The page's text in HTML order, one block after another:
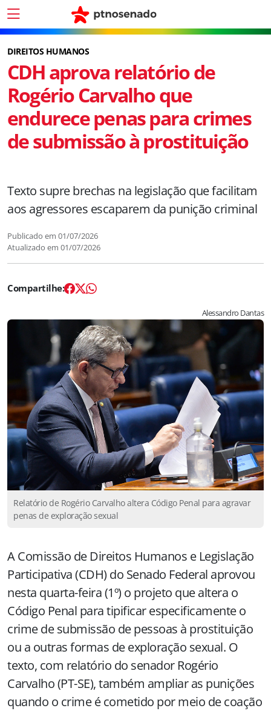
DIREITOS HUMANOS
CDH aprova relatório de
Rogério Carvalho que
endurece penas para crimes
de submissão à prostituição
Texto supre brechas na legislação que facilitam
aos agressores escaparem da punição criminal
Publicado em 01/07/2026
Atualizado em 01/07/2026
Alessandro Dantas
Relatório de Rogério Carvalho altera Código Penal para agravar
penas de exploração sexual
A Comissão de Direitos Humanos e Legislação
Participativa (CDH) do Senado Federal aprovou
nesta quarta-feira (1º) o projeto que altera o
Código Penal para tipificar especificamente o
crime de submissão de pessoas à prostituição
ou a outras formas de exploração sexual. O
texto, com relatório do senador Rogério
Carvalho (PT-SE), também ampliar as punições
quando o crime é cometido por meio de coação